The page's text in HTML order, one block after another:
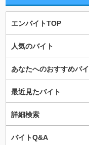
エンバイトTOP
人気のバイト
あなたへのおすすめバ
最近見たバイト
詳細検索
バイトQ&A